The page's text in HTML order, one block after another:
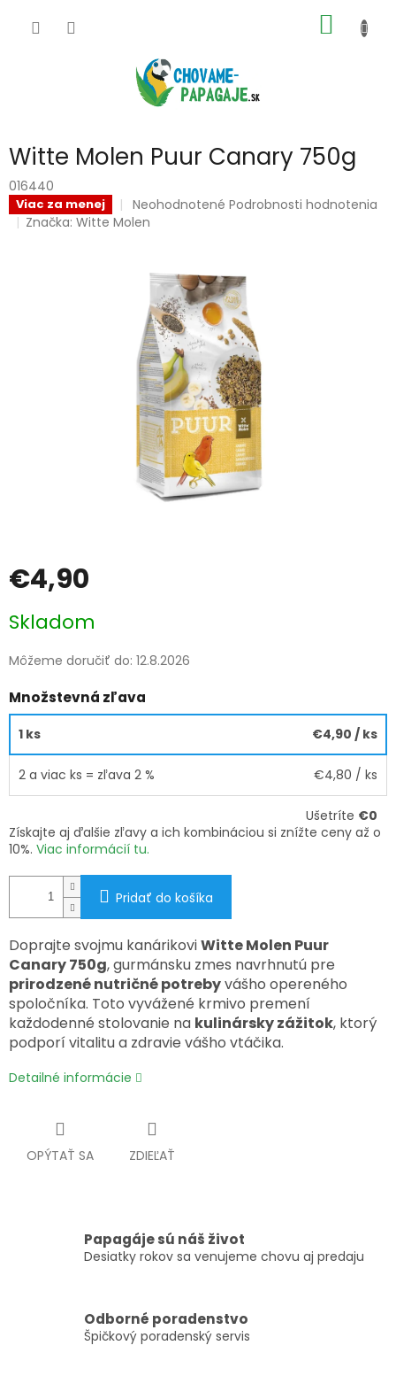
KOŠÍK
Witte Molen Puur Canary 750g
016440
Viac za menej
Priemerné
hodnotenie
0,0
hviezdičiek.
Neohodnotené Podrobnosti hodnotenia
Značka:Witte Molen
€4,90
cena:
Skladom
Môžeme doručiť do: 12.8.2026
Množstevná zľava
1 ks €4,90 / ks
2 a viac ks = zľava 2 % €4,80 / ks
Ušetríte €0
Získajte aj ďalšie zľavy a ich kombináciou si znížte ceny až o
10%. Viac informácií tu.
Pridať do košíka
Doprajte svojmu kanárikoviWitte Molen Puur
Canary 750g, gurmánsku zmes navrhnutú pre
prirodzené nutričné potrebyvášho opereného
spoločníka. Toto vyvážené krmivo premení
každodenné stolovanie na kulinársky zážitok, ktorý
podporí vitalitu a zdravie vášho vtáčika.
Detailné informácie
OPÝTAŤ SA ZDIEĽAŤ
Papagáje sú náš život
Desiatky rokov sa venujeme chovu aj predaju
Odborné poradenstvo
Špičkový poradenský servis